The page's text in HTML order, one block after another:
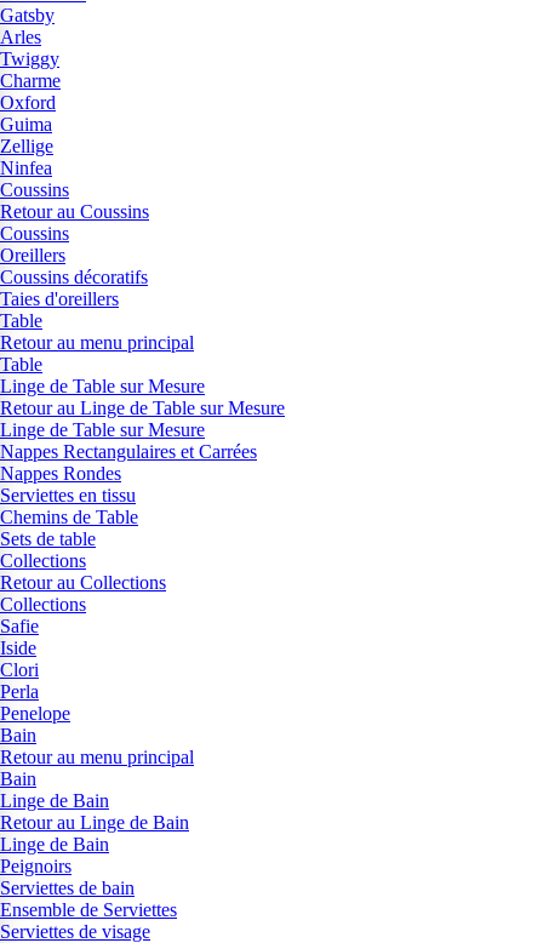
Gatsby
Arles
Twiggy
Charme
Oxford
Guima
Zellige
Ninfea
Coussins
Retour au Coussins
Coussins
Oreillers
Coussins décoratifs
Taies d'oreillers
Table
Retour au menu principal
Table
Linge de Table sur Mesure
Retour au Linge de Table sur Mesure
Linge de Table sur Mesure
Nappes Rectangulaires et Carrées
Nappes Rondes
Serviettes en tissu
Chemins de Table
Sets de table
Collections
Retour au Collections
Collections
Safie
Iside
Clori
Perla
Penelope
Bain
Retour au menu principal
Bain
Linge de Bain
Retour au Linge de Bain
Linge de Bain
Peignoirs
Serviettes de bain
Ensemble de Serviettes
Serviettes de visage